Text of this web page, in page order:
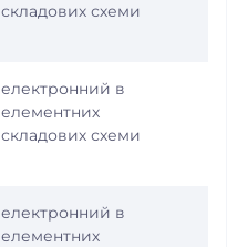
складових схеми
електронний в
елементних
складових схеми
електронний в
елементних